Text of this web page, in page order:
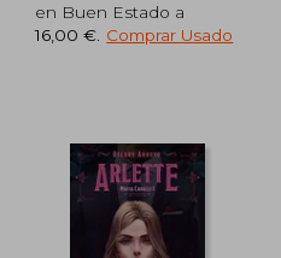
5%
dcto.
en Buen Estado a
16,00 € Comprar Usado